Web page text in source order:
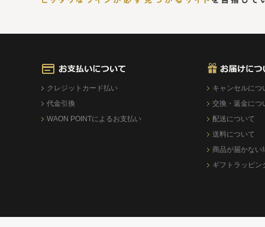
クレジットカード払い
代金引換
WAON POINTによるお支払い
キャンセルにつ
交換・返金につ
配送について
送料について
商品が届かない
ギフトラッピン